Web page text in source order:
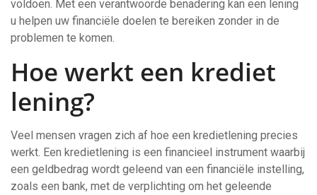
voldoen. Met een verantwoorde benadering kan een lening
u helpen uw financiële doelen te bereiken zonder in de
problemen te komen.
Hoe werkt een krediet
lening?
Veel mensen vragen zich af hoe een kredietlening precies
werkt. Een kredietlening is een financieel instrument waarbij
een geldbedrag wordt geleend van een financiële instelling,
zoals een bank, met de verplichting om het geleende